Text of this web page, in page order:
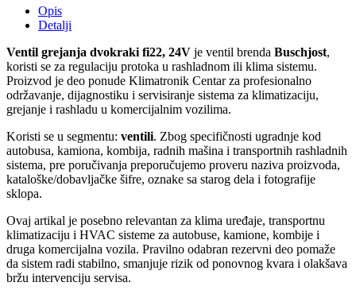
Opis
Detalji
Ventil grejanja dvokraki fi22, 24V je ventil brenda Buschjost,
koristi se za regulaciju protoka u rashladnom ili klima sistemu.
Proizvod je deo ponude Klimatronik Centar za profesionalno
održavanje, dijagnostiku i servisiranje sistema za klimatizaciju,
grejanje i rashladu u komercijalnim vozilima.
Koristi se u segmentu: ventili. Zbog specifičnosti ugradnje kod
autobusa, kamiona, kombija, radnih mašina i transportnih rashladnih
sistema, pre poručivanja preporučujemo proveru naziva proizvoda,
kataloške/dobavljačke šifre, oznake sa starog dela i fotografije
sklopa.
Ovaj artikal je posebno relevantan za klima uređaje, transportnu
klimatizaciju i HVAC sisteme za autobuse, kamione, kombije i
druga komercijalna vozila. Pravilno odabran rezervni deo pomaže
da sistem radi stabilno, smanjuje rizik od ponovnog kvara i olakšava
bržu intervenciju servisa.